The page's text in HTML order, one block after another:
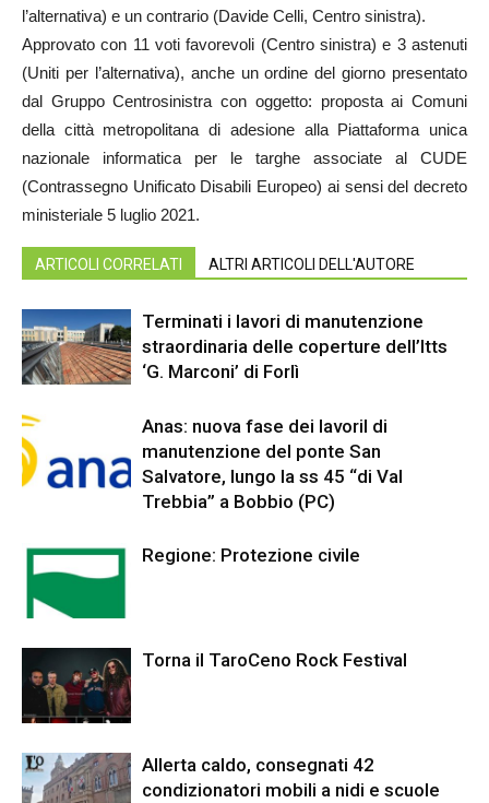
l’alternativa) e un contrario (Davide Celli, Centro sinistra).
Approvato con 11 voti favorevoli (Centro sinistra) e 3 astenuti
(Uniti per l’alternativa), anche un ordine del giorno presentato
dal Gruppo Centrosinistra con oggetto: proposta ai Comuni
della città metropolitana di adesione alla Piattaforma unica
nazionale informatica per le targhe associate al CUDE
(Contrassegno Unificato Disabili Europeo) ai sensi del decreto
ministeriale 5 luglio 2021.
ARTICOLI CORRELATI ALTRI ARTICOLI DELL'AUTORE
Terminati i lavori di manutenzione
straordinaria delle coperture dell’Itts
‘G. Marconi’ di Forlì
Anas: nuova fase dei lavoriI di
manutenzione del ponte San
Salvatore, lungo la ss 45 “di Val
Trebbia” a Bobbio (PC)
Regione: Protezione civile
Torna il TaroCeno Rock Festival
Allerta caldo, consegnati 42
condizionatori mobili a nidi e scuole